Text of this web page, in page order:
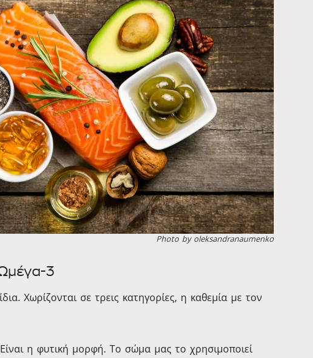
Photo by oleksandranaumenko
3
Χωρίζονται σε τρεις κατηγορίες, η καθεμία με τον
Είναι η φυτική μορφή. Το σώμα μας το χρησιμοποιεί